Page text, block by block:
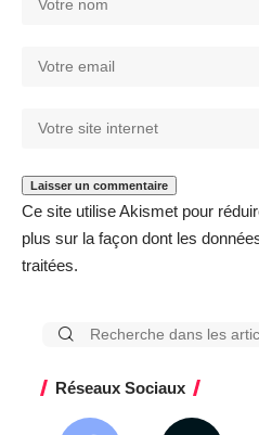
Ce site utilise Akismet pour
plus sur la façon dont les
traitées.
Réseaux Sociaux